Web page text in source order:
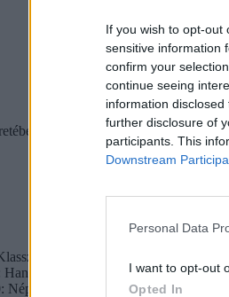
If you wish to opt-out
sensitive information
confirm your
continue seeing
information
further disclosure of
participants. This
Downstream
Personal Data
I want to opt-out
Opted In
hétről hétre ingyenes
Jazz feldolgozásban
Hangulat koncertek: A Danubia
Népszerű klasszikusok